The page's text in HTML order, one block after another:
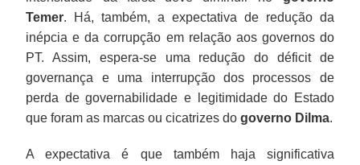
Temer. Há, também, a expectativa de redução da
inépcia e da corrupção em relação aos governos do
PT. Assim, espera-se uma redução do déficit de
governança e uma interrupção dos processos de
perda de governabilidade e legitimidade do Estado
que foram as marcas ou cicatrizes dogoverno Dilma.
A expectativa é que também haja significativa